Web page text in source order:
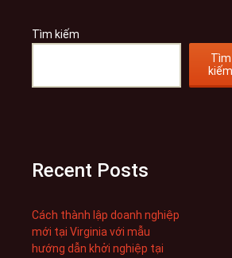
Tìm kiếm
Tìm
kiếm
Recent Posts
Cách thành lập doanh nghiệp
mới tại Virginia với mẫu
hướng dẫn khởi nghiệp tại